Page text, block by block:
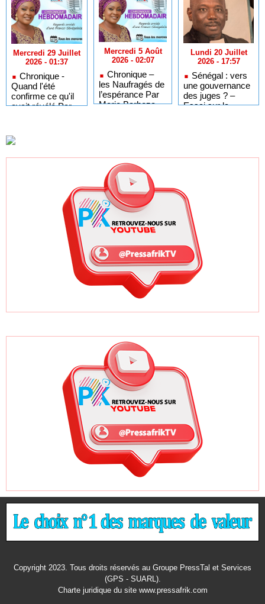
Mercredi 29 Juillet
2026 - 01:37
Chronique -
Quand l'été
confirme ce qu'il
avait révélé Par
Regards Croisés
d’une Franco-
Sénégalaise
Mercredi 5 Août
2026 - 02:07
Chronique –
les Naufragés de
l’espérance Par
Marie Barboza
Lundi 20 Juillet
2026 - 17:57
Sénégal : vers
une gouvernance
des juges ? –
Essai sur la
Copyright 2023. Tous droits réservés au Groupe PressTal et Services
(GPS - SUARL).
Charte juridiquedu site www.pressafrik.com